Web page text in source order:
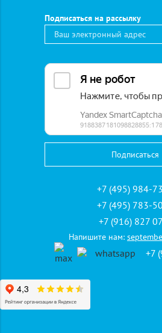
Фамилия, имя,
отчество
заказчика*
Отправляя запрос, я
конфиденциальности,даю
Подписаться на рассылку
+7 (495) 984-
+7 (495) 783-
+7 (916) 827
Напишите нам:
+7